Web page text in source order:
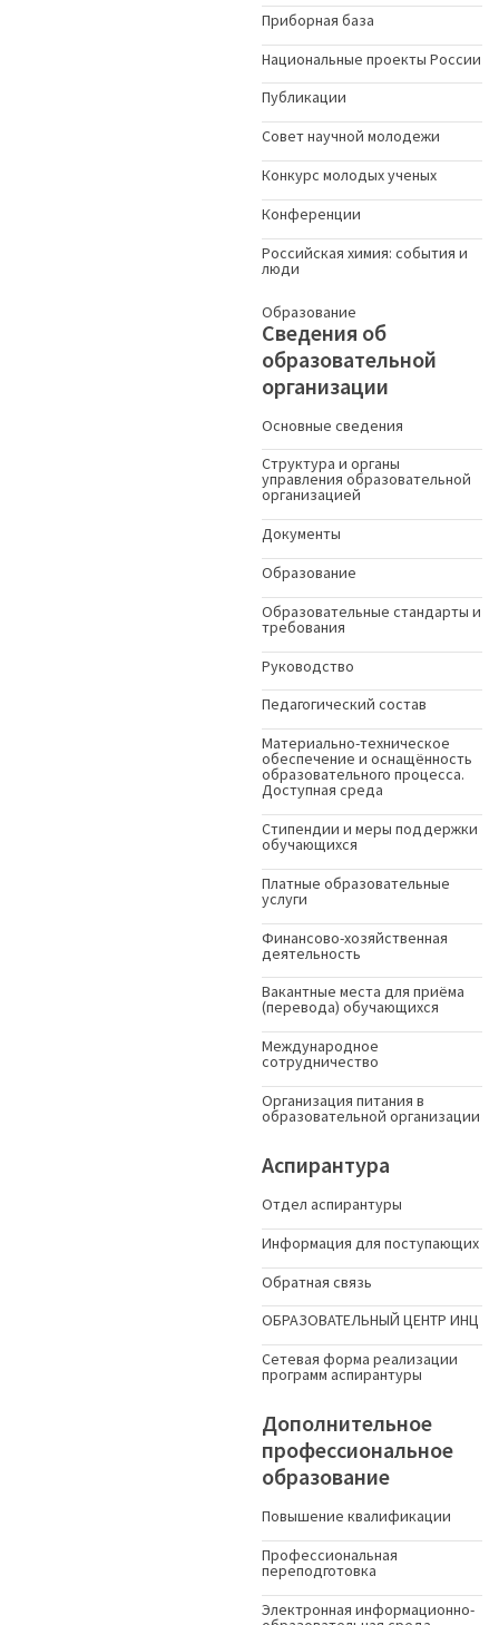
Приборная база
Национальные проекты России
Публикации
Совет научной молодежи
Конкурс молодых ученыx
Конференции
Российская химия: события и
люди
Образование
Сведения об
образовательной
организации
Основные сведения
Структура и органы
управления образовательной
организацией
Документы
Образование
Образовательные стандарты и
требования
Руководство
Педагогический состав
Материально-техническое
обеспечение и оснащённость
образовательного процесса.
Доступная среда
Стипендии и меры поддержки
обучающихся
Платные образовательные
услуги
Финансово-хозяйственная
деятельность
Вакантные места для приёма
(перевода) обучающихся
Международное
сотрудничество
Организация питания в
образовательной организации
Аспирантура
Отдел аспирантуры
Информация для поступающих
Обратная связь
ОБРАЗОВАТЕЛЬНЫЙ ЦЕНТР ИНЦ
Сетевая форма реализации
программ аспирантуры
Дополнительное
профессиональное
образование
Повышение квалификации
Профессиональная
переподготовка
Электронная информационно-